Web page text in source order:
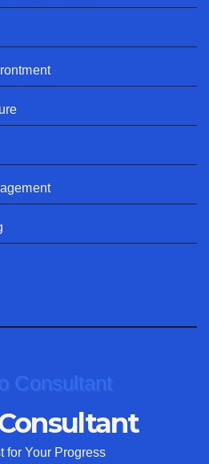
for Your Progress